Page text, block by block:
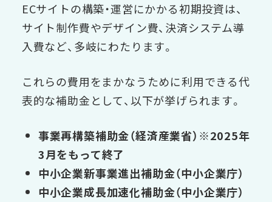
ECサイトの構築・運営にかかる初期投資は、
サイト制作費やデザイン費、決済システム導
入費など、多岐にわたります。
これらの費用をまかなうために利用できる代
表的な補助金として、以下が挙げられます。
事業再構築補助金（経済産業省）※2025年
3月をもって終了
中小企業新事業進出補助金（中小企業庁）
中小企業成長加速化補助金（中小企業庁）